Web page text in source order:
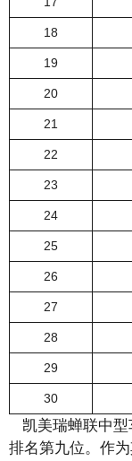
18
19
20
21
22
23
24
25
26
27
28
29
30
凯美瑞蝉联中型
排名第九位。作